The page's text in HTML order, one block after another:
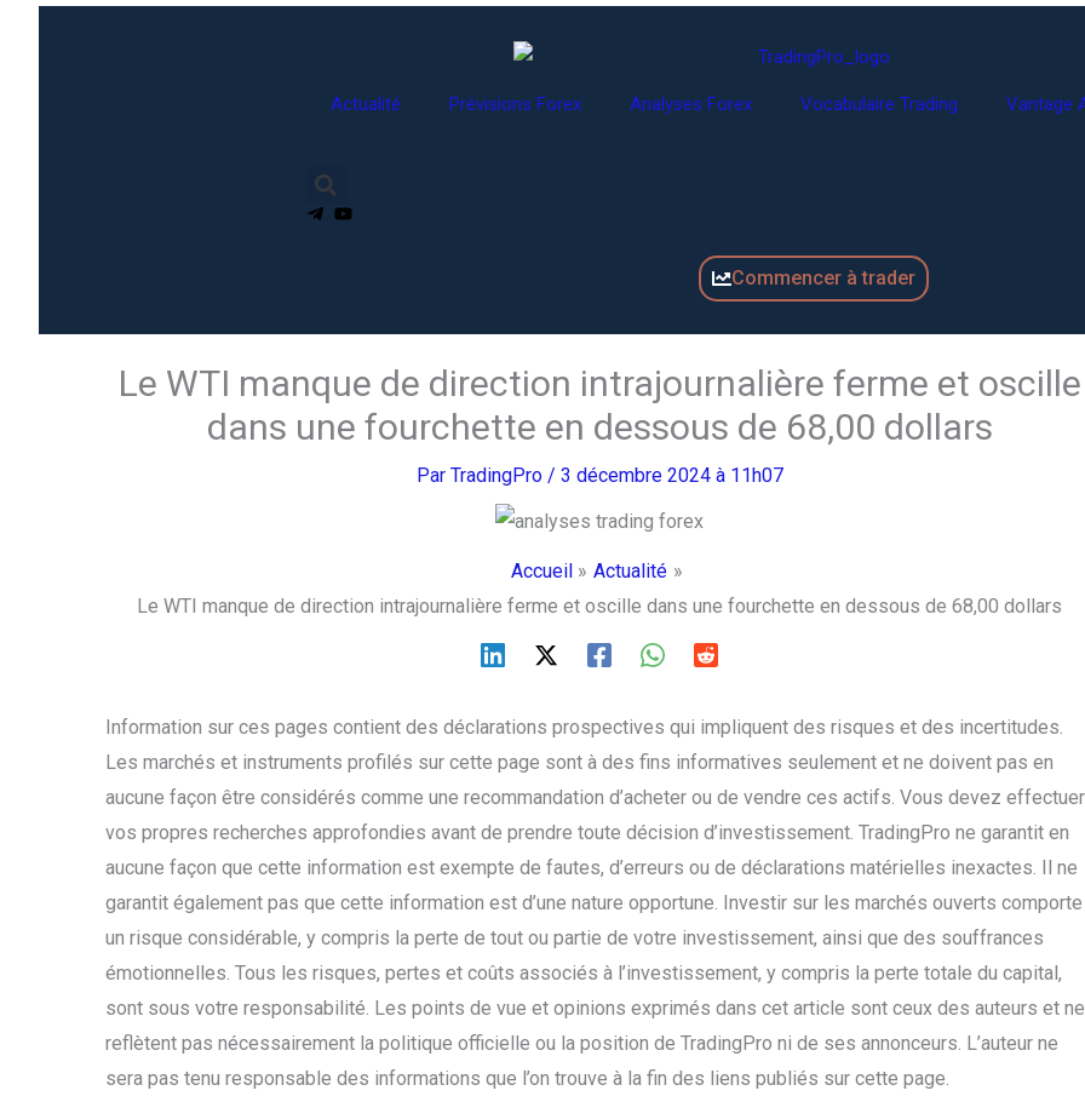
Actualité Prévisions Forex Analyses Forex Vocabulaire Trading Vantage
Commencer à trader
Le WTI manque de direction intrajournalière ferme et oscille
dans une fourchette en dessous de 68,00 dollars
Par TradingPro / 3 décembre 2024 à 11h07
Accueil
Actualité
Le WTI manque de direction intrajournalière ferme et oscille dans une fourchette en dessous de 68,00 dollars
Information sur ces pages contient des déclarations prospectives qui impliquent des risques et des incertitudes.
Les marchés et instruments profilés sur cette page sont à des fins informatives seulement et ne doivent pas en
aucune façon être considérés comme une recommandation d’acheter ou de vendre ces actifs. Vous devez effectuer
vos propres recherches approfondies avant de prendre toute décision d’investissement. TradingPro ne garantit en
aucune façon que cette information est exempte de fautes, d’erreurs ou de déclarations matérielles inexactes. Il ne
garantit également pas que cette information est d’une nature opportune. Investir sur les marchés ouverts comporte
un risque considérable, y compris la perte de tout ou partie de votre investissement, ainsi que des souffrances
émotionnelles. Tous les risques, pertes et coûts associés à l’investissement, y compris la perte totale du capital,
sont sous votre responsabilité. Les points de vue et opinions exprimés dans cet article sont ceux des auteurs et ne
reflètent pas nécessairement la politique officielle ou la position de TradingPro ni de ses annonceurs. L’auteur ne
sera pas tenu responsable des informations que l’on trouve à la fin des liens publiés sur cette page.